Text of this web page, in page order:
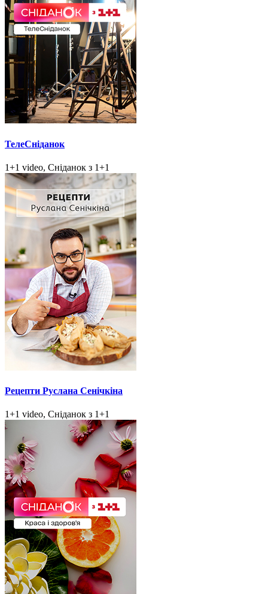
ТелеСніданок
1+1 video, Сніданок з 1+1
Рецепти Руслана Сенічкіна
1+1 video, Сніданок з 1+1